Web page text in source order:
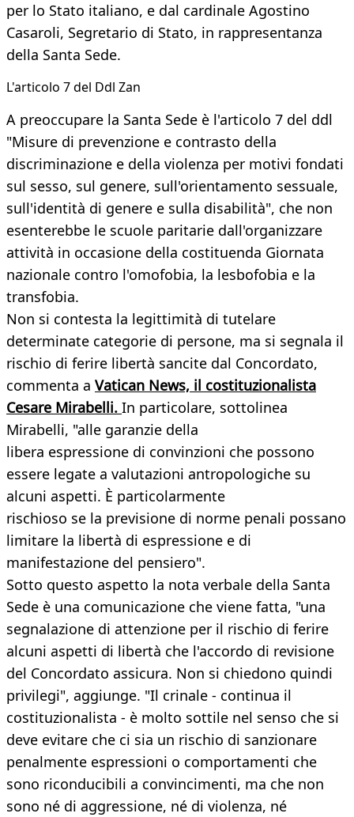
per lo Stato italiano, e dal cardinale Agostino
Casaroli, Segretario di Stato, in rappresentanza
della Santa Sede.
L'articolo 7 del Ddl Zan
A preoccupare la Santa Sede è l'articolo 7 del ddl
"Misure di prevenzione e contrasto della
discriminazione e della violenza per motivi fondati
sul sesso, sul genere, sull'orientamento sessuale,
sull'identità di genere e sulla disabilità", che non
esenterebbe le scuole paritarie dall'organizzare
attività in occasione della costituenda Giornata
nazionale contro l'omofobia, la lesbofobia e la
transfobia.
Non si contesta la legittimità di tutelare
determinate categorie di persone, ma si segnala il
rischio di ferire libertà sancite dal Concordato,
commenta a Vatican News, il costituzionalista
Cesare Mirabelli. In particolare, sottolinea
Mirabelli, "alle garanzie della
libera espressione di convinzioni che possono
essere legate a valutazioni antropologiche su
alcuni aspetti. È particolarmente
rischioso se la previsione di norme penali possano
limitare la libertà di espressione e di
manifestazione del pensiero".
Sotto questo aspetto la nota verbale della Santa
Sede è una comunicazione che viene fatta, "una
segnalazione di attenzione per il rischio di ferire
alcuni aspetti di libertà che l'accordo di revisione
del Concordato assicura. Non si chiedono quindi
privilegi", aggiunge. "Il crinale - continua il
costituzionalista - è molto sottile nel senso che si
deve evitare che ci sia un rischio di sanzionare
penalmente espressioni o comportamenti che
sono riconducibili a convincimenti, ma che non
sono né di aggressione, né di violenza, né